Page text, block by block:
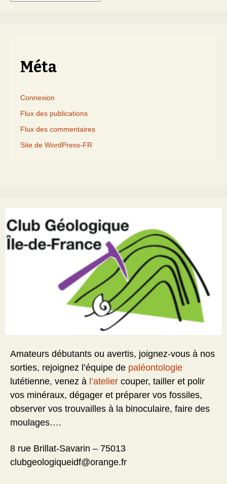
Méta
Connexion
Flux des publications
Flux des commentaires
Site de WordPress-FR
Amateurs débutants ou avertis, joignez-vous à nos
sorties, rejoignez l’équipe de paléontologie
lutétienne, venez à l’atelier couper, tailler et polir
vos minéraux, dégager et préparer vos fossiles,
observer vos trouvailles à la binoculaire, faire des
moulages….
8 rue Brillat-Savarin – 75013
clubgeologiqueidf@orange.fr